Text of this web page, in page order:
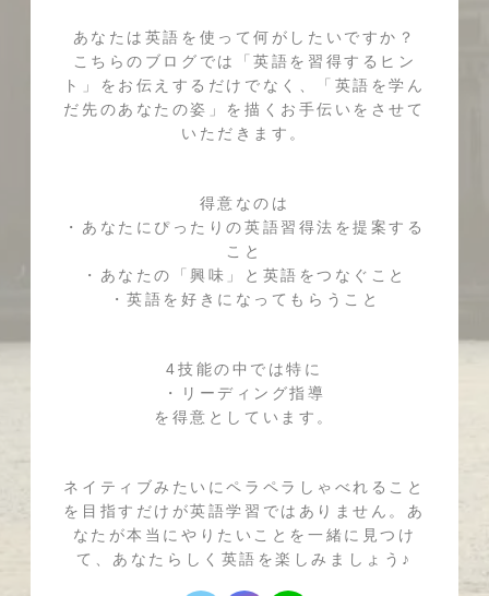
あなたは英語を使って何がしたいですか？
こちらのブログでは「英語を習得するヒン
ト」をお伝えするだけでなく、「英語を学ん
だ先のあなたの姿」を描くお手伝いをさせて
いただきます。
得意なのは
・あなたにぴったりの英語習得法を提案する
こと
・あなたの「興味」と英語をつなぐこと
・英語を好きになってもらうこと
4技能の中では特に
・リーディング指導
を得意としています。
ネイティブみたいにペラペラしゃべれること
を目指すだけが英語学習ではありません。あ
なたが本当にやりたいことを一緒に見つけ
て、あなたらしく英語を楽しみましょう♪